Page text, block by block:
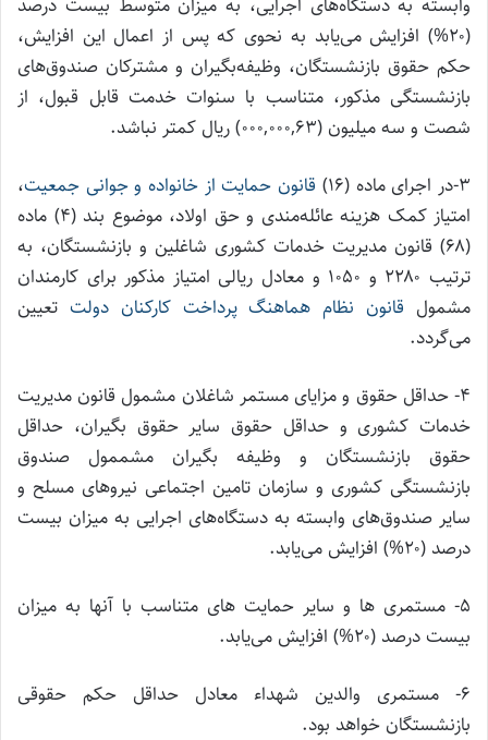
(۲۰%) افزایش می‌یابد به نحوی که پس از اعمال این افزایش،
حکم حقوق بازنشستگان، وظیفه‌بگیران و مشترکان صندوق‌های
بازنشستگی مذکور، متناسب با سنوات خدمت قابل قبول، از
شصت و سه میلیون (۰۰۰,۰۰۰,۶۳) ریال کمتر نباشد.
۳-در اجرای ماده (۱۶) قانون حمایت از خانواده و جوانی جمعیت،
امتیاز کمک هزینه عائله‌مندی و حق اولاد، موضوع بند (۴) ماده
(۶۸) قانون مدیریت خدمات کشوری شاغلین و بازنشستگان، به
ترتیب ۲۲۸۰ و ۱۰۵۰ و معادل ریالی امتیاز مذکور برای کارمندان
مشمول قانون نظام هماهنگ پرداخت کارکنان دولت تعیین
می‌گردد.
۴‌- حداقل حقوق و مزایای مستمر شاغلان مشمول قانون مدیریت
خدمات کشوری و حداقل حقوق سایر حقوق بگیران، حداقل
حقوق بازنشستگان و وظیفه بگیران مشممول صندوق
بازنشستگی کشوری و سازمان تامین اجتماعی نیرو‌های مسلح و
سایر صندوق‌های وابسته به دستگاه‌های اجرایی به میزان بیست
درصد (۲۰%) افزایش می‌یابد.
۵‌- مستمری ها و سایر حمایت ‌های متناسب با آنها به میزان
بیست درصد (۲۰%) افزایش می‌یابد.
۶- مستمری والدین شهداء معادل حداقل حکم حقوقی
بازنشستگان خواهد بود.